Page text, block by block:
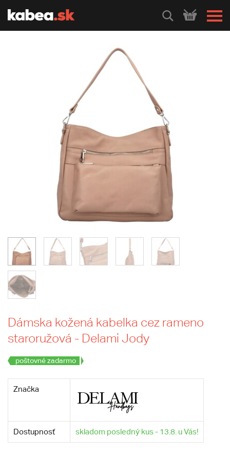
HLEDEJ
Dámska kožená kabelka cez rameno
staroružová - Delami Jody
poštovné zadarmo
Značka
Dostupnosť skladom posledný kus - 13.8. u Vás!